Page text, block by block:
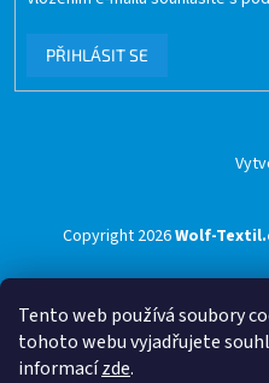
Tento web používá soubory
tohoto webu vyjadřujete
informacízde.
PŘIHLÁSIT SE
Copyright 2026Wolf-